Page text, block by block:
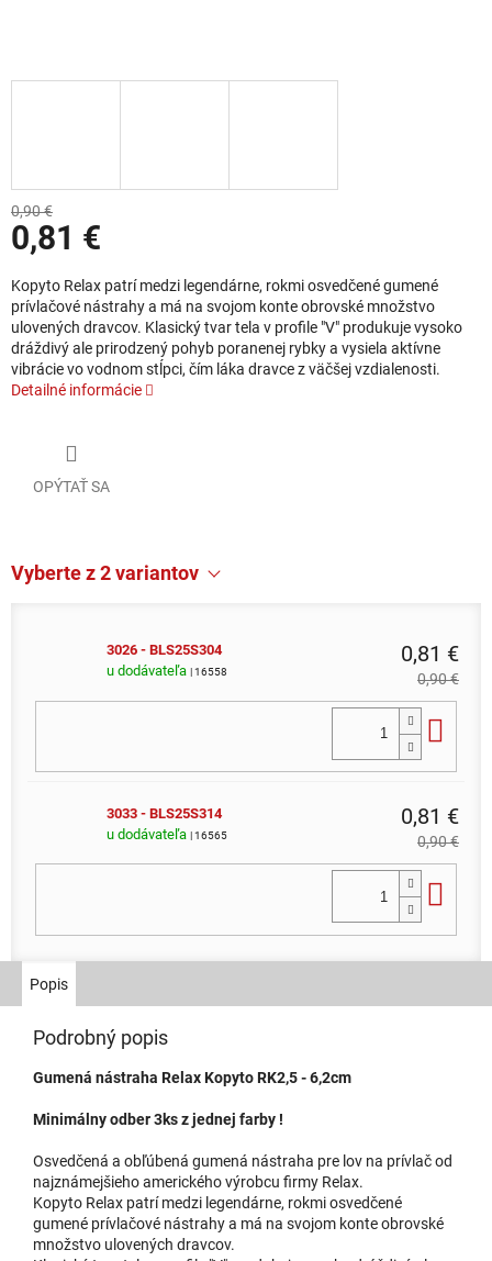
0,90 €
0,81 €
Jednotková cena:
Kopyto Relax patrí medzi legendárne, rokmi osvedčené gumené
prívlačové nástrahy a má na svojom konte obrovské množstvo
ulovených dravcov. Klasický tvar tela v profile "V" produkuje vysoko
dráždivý ale prirodzený pohyb poranenej rybky a vysiela aktívne
vibrácie vo vodnom stĺpci, čím láka dravce z väčšej vzdialenosti.
Detailné informácie
OPÝTAŤ SA
Vyberte z 2 variantov
3026 - BLS25S304
u dodávateľa
| 16558
0,81 €
0,90 €
3033 - BLS25S314
u dodávateľa | 16565
0,81 €
0,90 €
Popis
Podrobný popis
Gumená nástraha Relax Kopyto RK2,5 - 6,2cm
Minimálny odber 3ks z jednej farby !
Osvedčená a obľúbená gumená nástraha pre lov na prívlač od
najznámejšieho amerického výrobcu firmy Relax.
Kopyto Relax patrí medzi legendárne, rokmi osvedčené
gumené prívlačové nástrahy a má na svojom konte obrovské
množstvo ulovených dravcov.